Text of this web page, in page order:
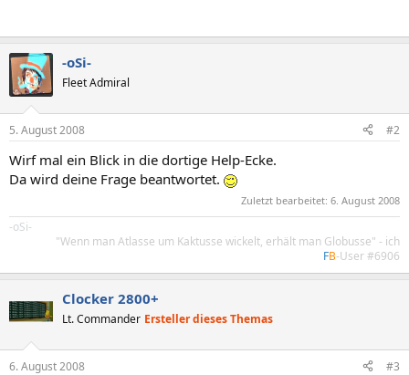
-oSi-
Fleet Admiral
5. August 2008 #2
Wirf mal ein Blick in die dortige Help-Ecke.
Da wird deine Frage beantwortet.
Zuletzt bearbeitet: 6. August 2008
-oSi-
"Wenn man Atlasse um Kaktusse wickelt, erhält man Globusse" - ich
FB-User #6906
Clocker 2800+
Lt. Commander Ersteller dieses Themas
6. August 2008 #3